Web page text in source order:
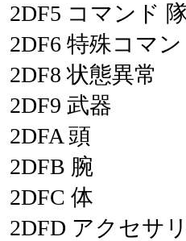
2DF5 コマンド
2DF6 特殊コマン
2DF8 状態異常
2DF9 武器
2DFA 頭
2DFB 腕
2DFC 体
2DFD アクセサリ